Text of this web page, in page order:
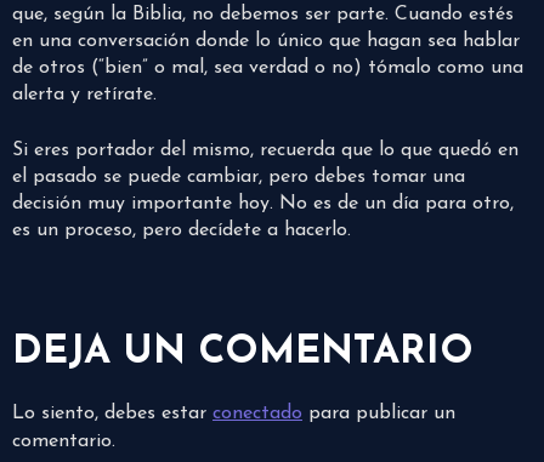
que, según la Biblia, no debemos ser parte. Cuando estés
en una conversación donde lo único que hagan sea hablar
de otros (“bien” o mal, sea verdad o no) tómalo como una
alerta y retírate.
Si eres portador del mismo, recuerda que lo que quedó en
el pasado se puede cambiar, pero debes tomar una
decisión muy importante hoy. No es de un día para otro,
es un proceso, pero decídete a hacerlo.
DEJA UN COMENTARIO
Lo siento, debes estar conectado para publicar un
comentario.